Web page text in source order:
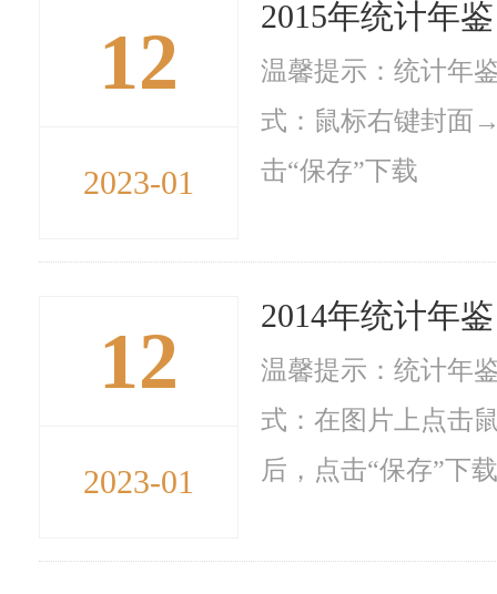
12
2023-01
2015年统计年鉴
温馨提示：统计年
式：鼠标右键封面
击“保存”下载
12
2023-01
2014年统计年鉴
温馨提示：统计年
式：在图片上点击
后，点击“保存”下载